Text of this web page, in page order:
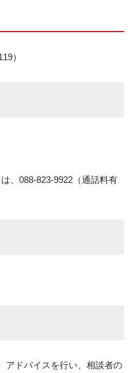
、088-823-9922（通話料有
アドバイスを行い、相談者の